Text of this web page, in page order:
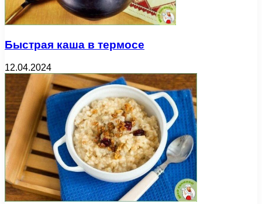
Быстрая каша в термосе
12.04.2024